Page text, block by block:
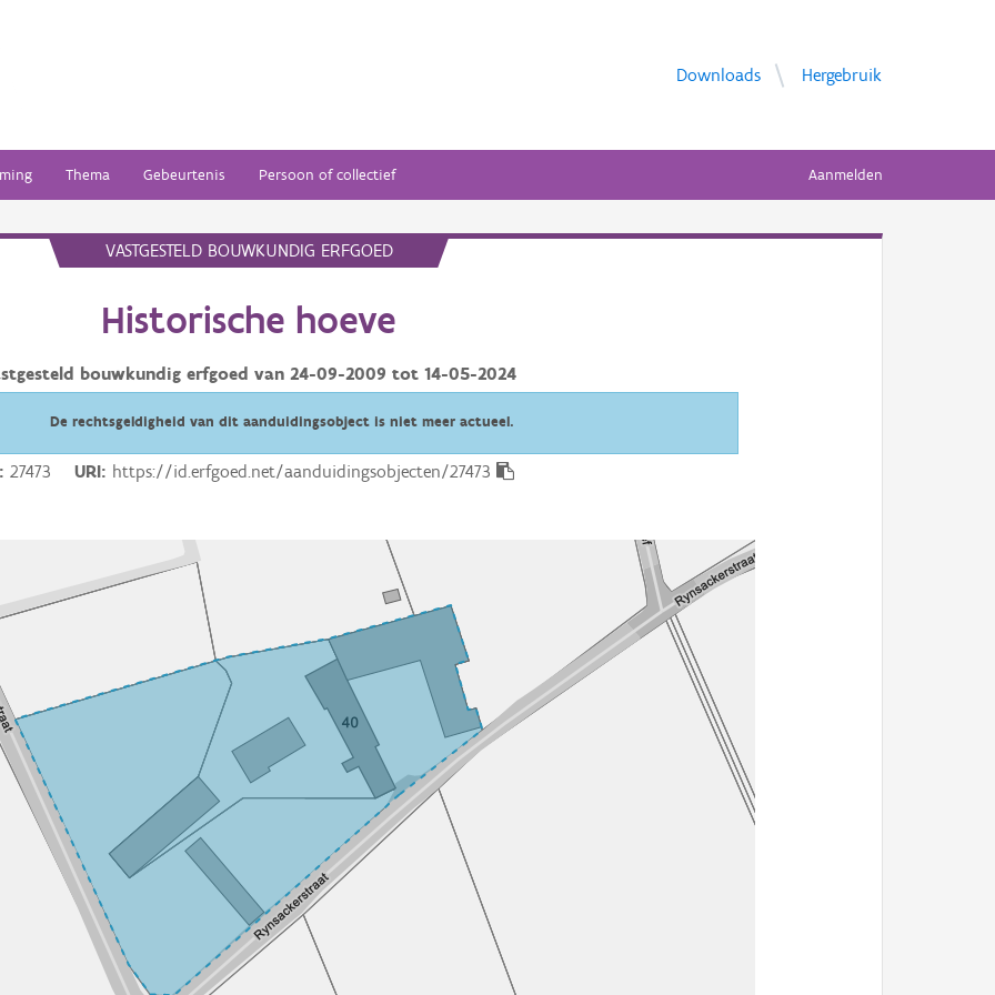
Downloads Hergebruik
Thema Gebeurtenis Persoon of collectief Aanmelden
VASTGESTELD BOUWKUNDIG ERFGOED
Historische hoeve
bouwkundig erfgoed van 24-09-2009 tot 14-05-2024
De rechtsgeldigheid van dit aanduidingsobject is niet meer actueel.
27473 URI https://id.erfgoed.net/aanduidingsobjecten/27473